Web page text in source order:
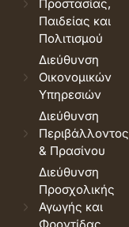
Προστασίας,
Παιδείας και
Πολιτισμού
Διεύθυνση
Οικονομικών
Υπηρεσιών
Διεύθυνση
Περιβάλλοντος
& Πρασίνου
Διεύθυνση
Προσχολικής
Αγωγής και